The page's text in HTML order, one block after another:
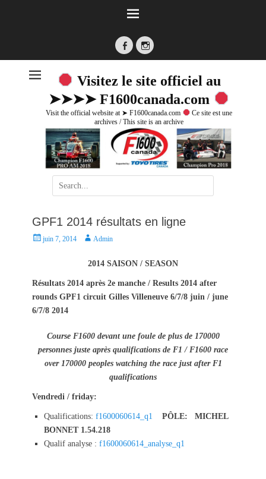
FacebookInstagram
Visitez le site officiel au
➤➤➤➤ F1600canada.com
Visit the official website at ➤ F1600canada.com
Ce site est une
archives / This site is an archive
Search
for:
GPF1 2014 résultats en ligne
P
e
d
o
juin 7, 2014
A
o
r
Admin
2014 SAISON / SEASON
Résultats 2014 après 2e manche / Results 2014 after
rounds GPF1 circuit Gilles Villeneuve 6/7/8 juin / june
6/7/8 2014
Course F1600 devant une foule de plus de 170000
personnes juste après qualifications de F1 / F1600 race
over 170000 peoples watching the race just after F1
qualifications
Vendredi / friday:
Qualifications: f1600060614_q1
PÔLE: MICHEL
BONNET 1.54.218
Qualif analyse : f1600060614_analyse_q1